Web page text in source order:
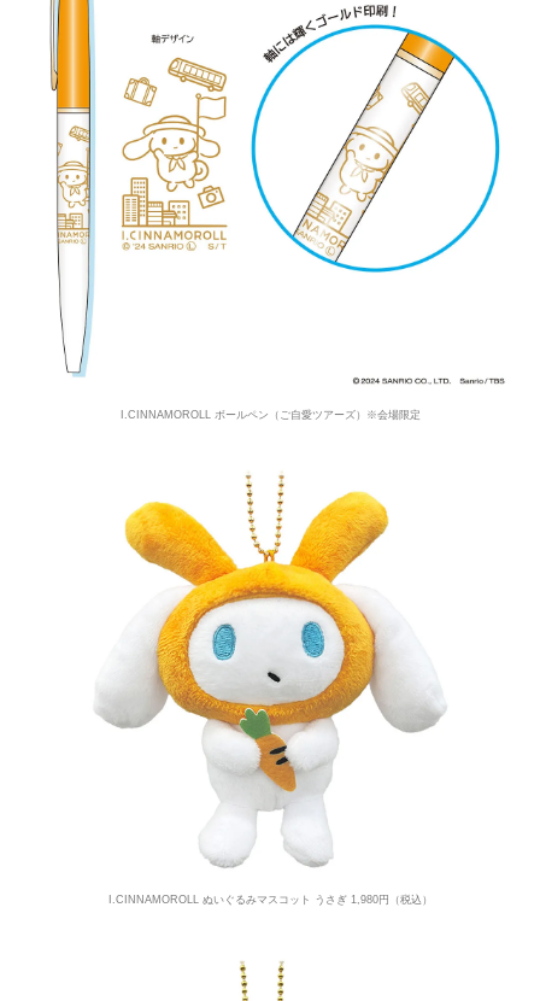
I.CINNAMOROLL ボールペン（ご自愛ツアーズ）※会場限定
I.CINNAMOROLL ぬいぐるみマスコット うさぎ 1,980円（税込）